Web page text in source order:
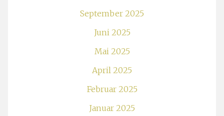
September 2025
Juni 2025
Mai 2025
April 2025
Februar 2025
Januar 2025